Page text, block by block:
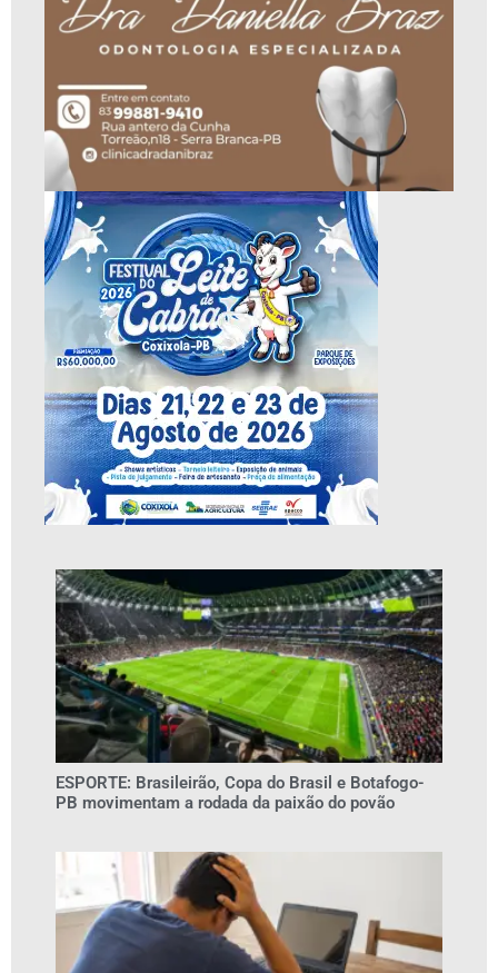
ESPORTE: Brasileirão, Copa do Brasil e Botafogo-
PB movimentam a rodada da paixão do povão